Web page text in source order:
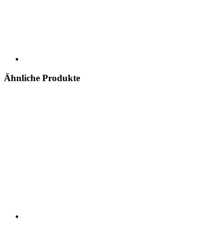
Ähnliche Produkte